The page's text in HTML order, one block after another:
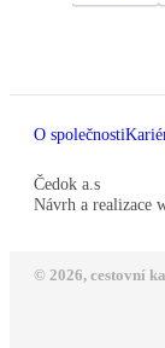
O společnosti
Čedok a.s
Návrh a realizace
© 2026, cestovní